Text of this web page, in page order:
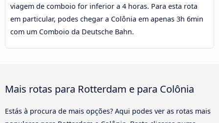
viagem de comboio for inferior a 4 horas. Para esta rota
em particular, podes chegar a Colônia em apenas 3h 6min
com um Comboio da Deutsche Bahn.
Mais rotas para Rotterdam e para Colônia
Estás à procura de mais opções? Aqui podes ver as rotas mais